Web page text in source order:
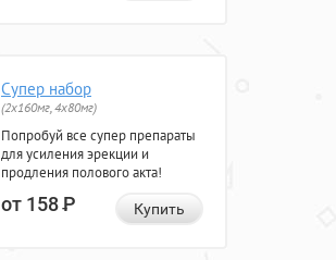
Супер набор
(2х160мг, 4х80мг)
Попробуй все супер препараты
для усиления эрекции и
продления полового акта!
от 158Р Купить